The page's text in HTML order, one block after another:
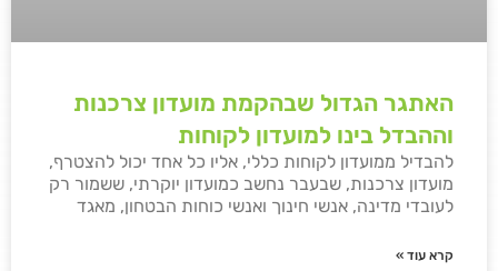
האתגר הגדול שבהקמת מועדון צרכנות
וההבדל בינו למועדון לקוחות
להבדיל ממועדון לקוחות כללי, אליו כל אחד יכול להצטרף,
מועדון צרכנות, שבעבר נחשב כמועדון יוקרתי, ששמור רק
לעובדי מדינה, אנשי חינוך ואנשי כוחות הבטחון, מאגד
קרא עוד »